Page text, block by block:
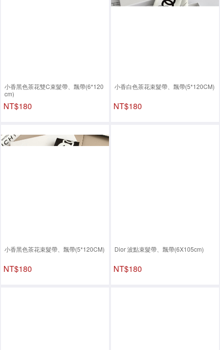
小香黑色茶花雙C束髮帶、飄帶(6*120
cm)
NT$180
小香白色茶花束髮帶、飄帶(5*120CM)
NT$180
小香黑色茶花束髮帶、飄帶(5*120CM)
NT$180
Dior 波點束髮帶、飄帶(6X105cm)
NT$180